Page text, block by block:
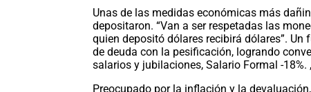
Unas de las medidas económicas más
depositaron. “Van a ser respetadas las
quien depositó dólares recibirá dólares”.
de deuda con la pesificación, logrando
salarios y jubilaciones, Salario Formal -
Preocupado por la inflación y la